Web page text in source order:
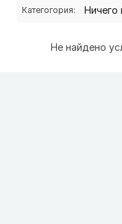
Категогория:
Не найдено